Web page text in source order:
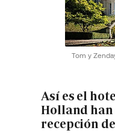
Tom y
Así es el
Holland han
recepción